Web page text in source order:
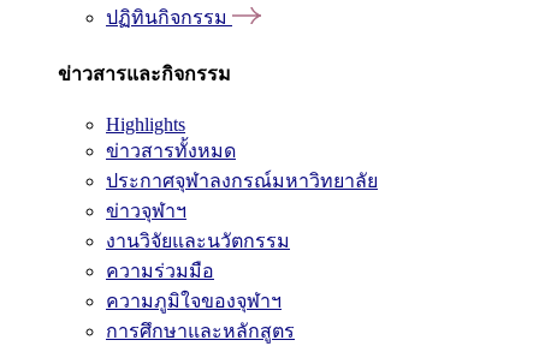
ปฏิทินกิจกรรม
ข่าวสารและกิจกรรม
Highlights
ข่าวสารทั้งหมด
ประกาศจุฬาลงกรณ์มหาวิทยาลัย
ข่าวจุฬาฯ
งานวิจัยและนวัตกรรม
ความร่วมมือ
ความภูมิใจของจุฬาฯ
การศึกษาและหลักสูตร